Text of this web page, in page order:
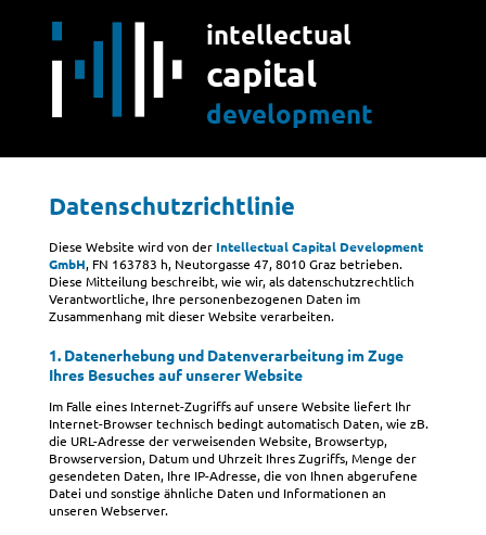
intellectual
capital
development
Datenschutzrichtlinie
Diese Website wird von der Intellectual Capital Development
GmbH, FN 163783 h, Neutorgasse 47, 8010 Graz betrieben.
Diese Mitteilung beschreibt, wie wir, als datenschutzrechtlich
Verantwortliche, Ihre personenbezogenen Daten im
Zusammenhang mit dieser Website verarbeiten.
1. Datenerhebung und Datenverarbeitung im Zuge
Ihres Besuches auf unserer Website
Im Falle eines Internet-Zugriffs auf unsere Website liefert Ihr
Internet-Browser technisch bedingt automatisch Daten, wie zB.
die URL-Adresse der verweisenden Website, Browsertyp,
Browserversion, Datum und Uhrzeit Ihres Zugriffs, Menge der
gesendeten Daten, Ihre IP-Adresse, die von Ihnen abgerufene
Datei und sonstige ähnliche Daten und Informationen an
unseren Webserver.